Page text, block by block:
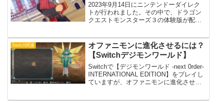
2023年9月14日にニンテンドーダイレク
トが行われました。その中で、ドラゴン
クエストモンスターズ３の体験版が配信
で調べてみました。※2023年12月1日
記事更新発売...
Switch関連
オファニモンに進化させるには？
【Switchデジモンワールド】
Switchで【デジモンワールド -next 0rder-
INTERNATIONAL EDITION】をプレイし
ていますが、オファニモンに進化させる